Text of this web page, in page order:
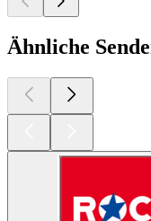
Ähnliche